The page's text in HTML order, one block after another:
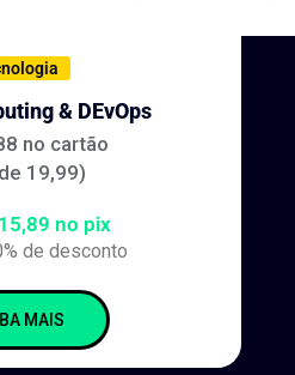
& DEvOps
no cartão
19,99)
no pix
de desconto
MAIS